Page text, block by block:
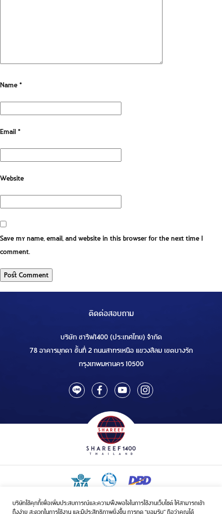
บริษัทใช้คุกกี้เพื่อเพิ่มประสบการณ์และความพึงพอใจในการใช้งานเว็บไซต์ ให้สามารถเข้า
ถึงง่าย สะดวกในการใช้งาน และมีประสิทธิภาพยิ่งขึ้น การกด “ยอมรับ” ถือว่าคุณได้
Name*
Email*
Website
Save my name, email, and website in this browser for the next time I
comment.
ติดต่อสอบถาม
บริษัท ชารีฟ1400 (ประเทศไทย) จำกัด
78 อาคารมุกดา ชั้นที่ 2 ถนนสาทรเหนือ แขวงสีลม เขตบางรัก
กรุงเทพมหานคร 10500
ใบอนุญาตเป็นผู้ประกอบกิจการรับจัดบริการขนส่งในกิจการฮัจย์เลขที่ 1/2568